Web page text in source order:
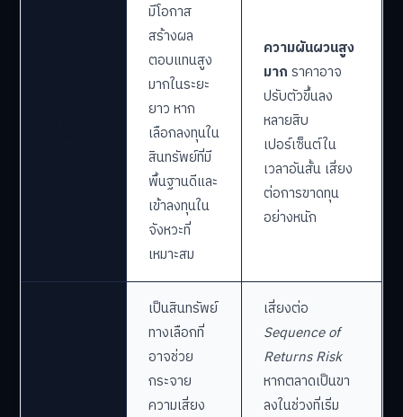
มีโอกาส
สร้างผล
ตอบแทนสูง
มากในระยะ
ยาว หาก
เลือกลงทุนใน
สินทรัพย์ที่มี
พื้นฐานดีและ
เข้าลงทุนใน
จังหวะที่
เหมาะสม
ความผันผวนสูง
มาก ราคาอาจ
ปรับตัวขึ้นลง
หลายสิบ
เปอร์เซ็นต์ใน
เวลาอันสั้น เสี่ยง
ต่อการขาดทุน
อย่างหนัก
เป็นสินทรัพย์
ทางเลือกที่
อาจช่วย
กระจาย
ความเสี่ยง
เสี่ยงต่อ
Sequence of
Returns Risk
หากตลาดเป็นขา
ลงในช่วงที่เริ่ม